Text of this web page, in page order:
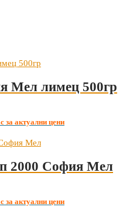
Мел лимец 500гр
за актуални цени
2000 София Мел
за актуални цени